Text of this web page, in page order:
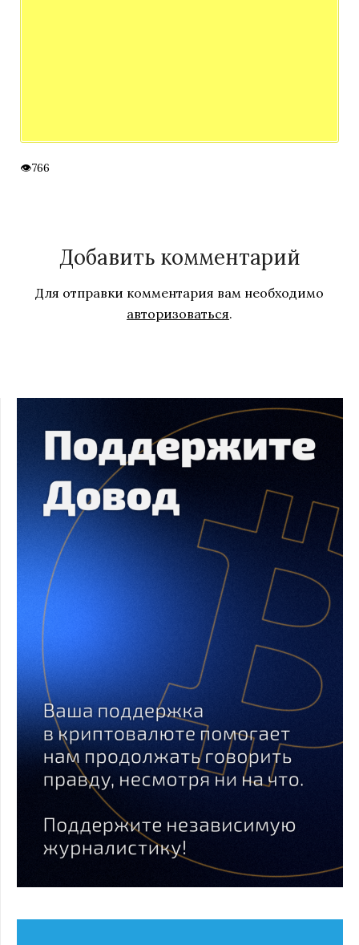
766
Добавить комментарий
Для отправки комментария вам необходимо
авторизоваться.